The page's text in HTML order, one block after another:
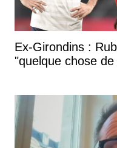
Ex-Girondins :
"quelque chose